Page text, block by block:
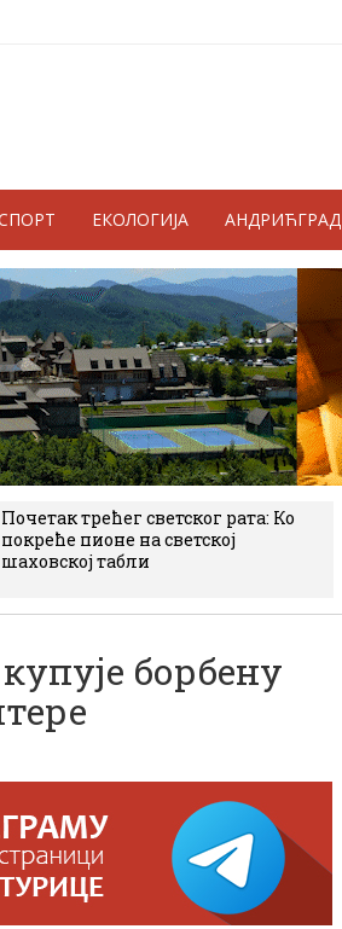
ЕКОЛОГИЈА АНДРИЋГРАД
Почетак трећег светског рата: Ко
покреће пионе на светској
шаховској табли
борбену